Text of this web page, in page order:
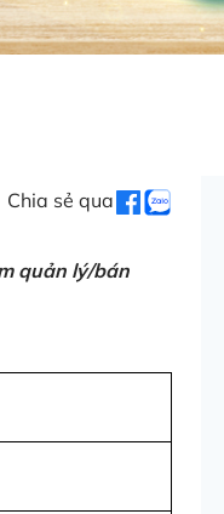
Chia sẻ qua
quản lý/bán